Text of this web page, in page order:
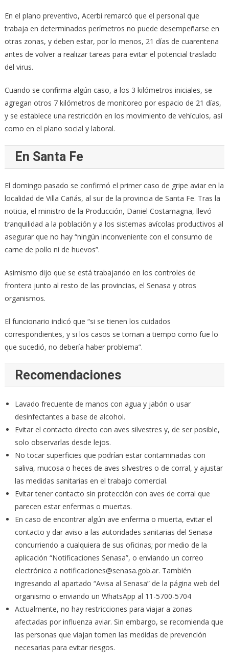
En el plano preventivo, Acerbi remarcó que el personal que
trabaja en determinados perímetros no puede desempeñarse en
otras zonas, y deben estar, por lo menos, 21 días de cuarentena
antes de volver a realizar tareas para evitar el potencial traslado
del virus.
Cuando se confirma algún caso, a los 3 kilómetros iniciales, se
agregan otros 7 kilómetros de monitoreo por espacio de 21 días,
y se establece una restricción en los movimiento de vehículos, así
como en el plano social y laboral.
En Santa Fe
El domingo pasado se confirmó el primer caso de gripe aviar en la
localidad de Villa Cañás, al sur de la provincia de Santa Fe. Tras la
noticia, el ministro de la Producción, Daniel Costamagna, llevó
tranquilidad a la población y a los sistemas avícolas productivos al
asegurar que no hay “ningún inconveniente con el consumo de
carne de pollo ni de huevos”.
Asimismo dijo que se está trabajando en los controles de
frontera junto al resto de las provincias, el Senasa y otros
organismos.
El funcionario indicó que “si se tienen los cuidados
correspondientes, y si los casos se toman a tiempo como fue lo
que sucedió, no debería haber problema”.
Recomendaciones
Lavado frecuente de manos con agua y jabón o usar
desinfectantes a base de alcohol.
Evitar el contacto directo con aves silvestres y, de ser posible,
solo observarlas desde lejos.
No tocar superficies que podrían estar contaminadas con
saliva, mucosa o heces de aves silvestres o de corral, y ajustar
las medidas sanitarias en el trabajo comercial.
Evitar tener contacto sin protección con aves de corral que
parecen estar enfermas o muertas.
En caso de encontrar algún ave enferma o muerta, evitar el
contacto y dar aviso a las autoridades sanitarias del Senasa
concurriendo a cualquiera de sus oficinas; por medio de la
aplicación “Notificaciones Senasa”, o enviando un correo
electrónico a notificaciones@senasa.gob.ar. También
ingresando al apartado “Avisa al Senasa” de la página web del
organismo o enviando un WhatsApp al 11-5700-5704
Actualmente, no hay restricciones para viajar a zonas
afectadas por influenza aviar. Sin embargo, se recomienda que
las personas que viajan tomen las medidas de prevención
necesarias para evitar riesgos.